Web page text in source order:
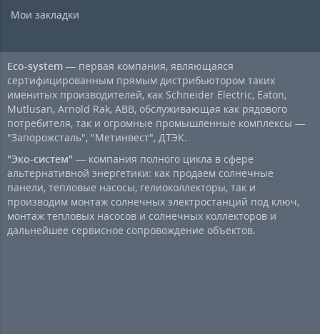
Мои закладки
Eco-system — первая компания, являющаяся
сертифицированным прямым дистрибьютором таких
именитых производителей, как Schneider Electric, Eaton,
Mutlusan, Arnold Rak, ABB, обслуживающая как рядового
потребителя, так и огромные промышленные комплексы —
"Запорожсталь", "Метинвест", ДТЭК.
"Эко-систем" — компания полного цикла в сфере
альтернативной энергетики: как продаем солнечные
панели, тепловые насосы, гелиоколлекторы, так и
производим монтаж солнечных электростанций под ключ,
монтаж тепловых насосов и солнечных коллекторов и
дальнейшее сервисное сопровождение объектов.